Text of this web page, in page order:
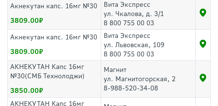
Акнекутан капс. 16мг №30
3809.00
Вита Экспресс
ул. Чкалова, д. 3/1
8 800 755 00 03
Акнекутан капс. 16мг №30
3809.00
Вита Экспресс
ул. Львовская, 109
8 800 755 00 03
АКНЕКУТАН Капс 16мг
№30(СМБ Технолоджи)
3850.00
Магнит
ул. Магнитогорская, 2
8-988-520-34-08
АКНЕКУТАН Капс 16мг